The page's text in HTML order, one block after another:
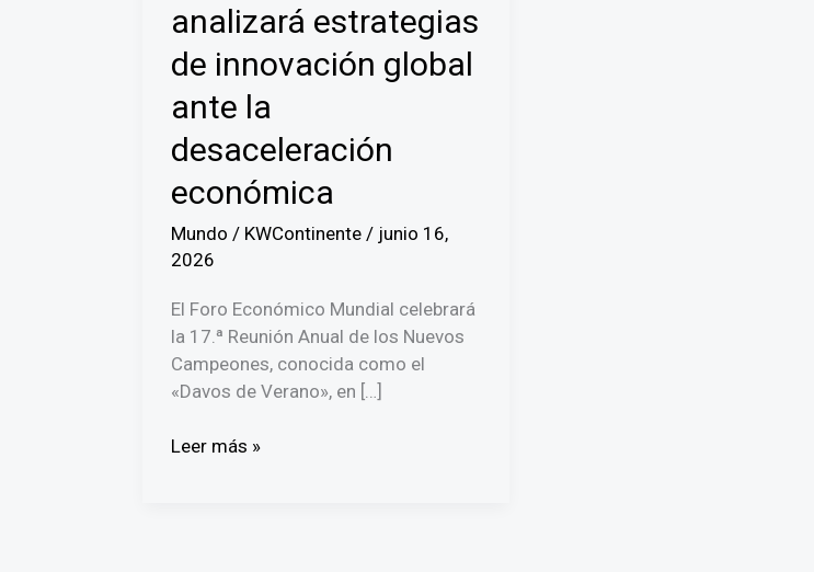
analizará estrategias
de innovación global
ante la
desaceleración
económica
Mundo / KWContinente / junio 16,
2026
El Foro Económico Mundial celebrará
la 17.ª Reunión Anual de los Nuevos
Campeones, conocida como el
«Davos de Verano», en […]
Foro
Leer más »